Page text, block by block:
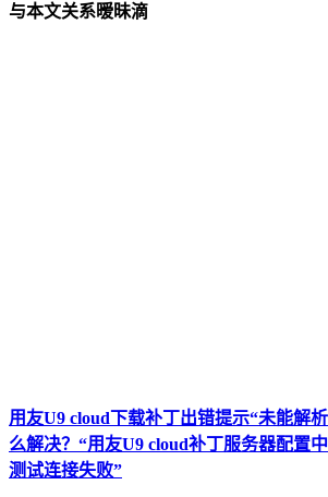
与本文关系暧昧滴
用友U9 cloud下载补丁出错提示“未能解
么解决？“用友U9 cloud补丁服务器配置
测试连接失败”